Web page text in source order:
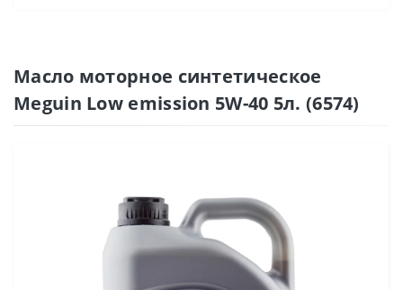
Масло моторное синтетическое
Meguin Low emission 5W-40 5л. (6574)